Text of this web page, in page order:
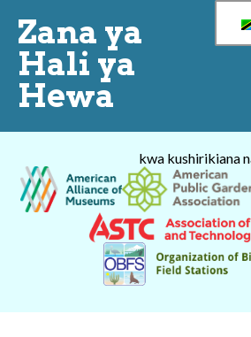
Zana ya
Hali ya
Hewa
kwa kushirikiana